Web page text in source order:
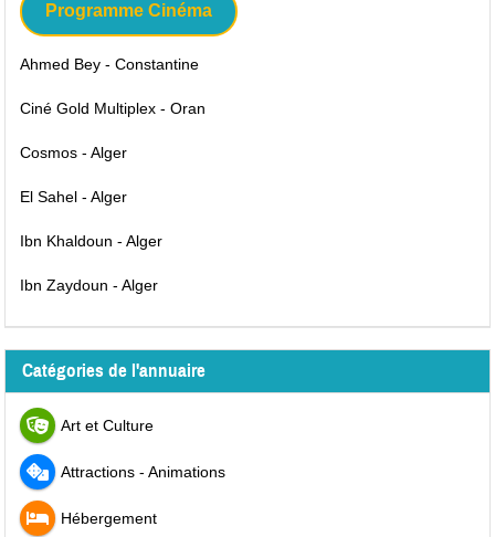
Programme Cinéma
Ahmed Bey - Constantine
Ciné Gold Multiplex - Oran
Cosmos - Alger
El Sahel - Alger
Ibn Khaldoun - Alger
Ibn Zaydoun - Alger
Catégories de l'annuaire
Art et Culture
Attractions - Animations
Hébergement